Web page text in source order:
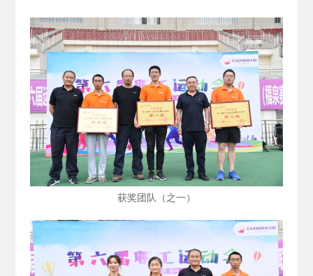
获奖团队（之一）